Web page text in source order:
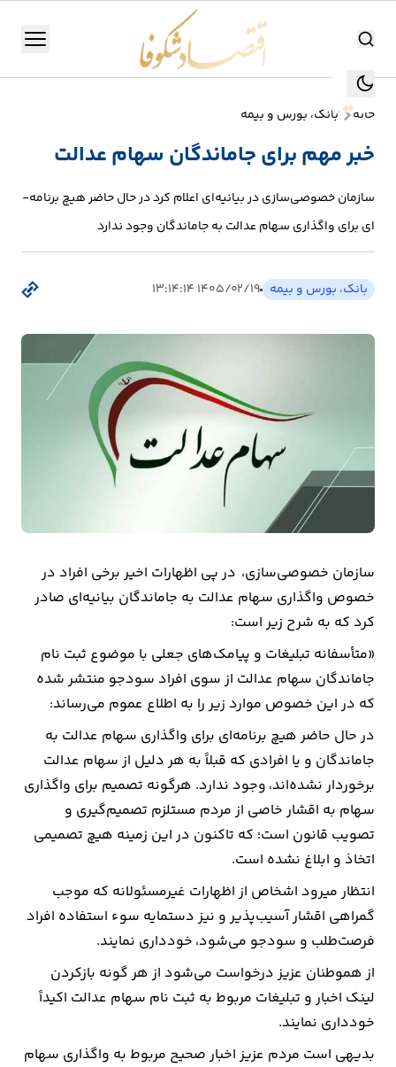
جستجو جستجو
منو
تولید
و
انرژی
بانک،
اقتصاد
جهان
تجارت
کشاورزی
راه
مسکن
اقتصاد
ایران
ارتباطات
خودرو
عمومی
نوتیف
شناور
خانه بانک، بورس و بیمه
خبر مهم برای جاماندگان سهام عدالت
سازمان خصوصی‌سازی در بیانیه‌ای اعلام کرد در حال حاضر هیچ برنامه‌­
ای برای واگذاری سهام عدالت به جاماندگان وجود ندارد
بانک، بورس و بیمه ۱۴۰۵/۰۲/۱۹ ۱۳:۱۴:۱۴
سازمان خصوصی‌سازی، در پی اظهارات اخیر برخی افراد در
خصوص واگذاری سهام عدالت به جاماندگان بیانیه‌ای صادر
کرد که به شرح زیر است:
«متأسفانه تبلیغات و پیامک­‌های جعلی با موضوع ثبت ­نام
جاماندگان سهام عدالت از سوی افراد سودجو منتشر شده
که در این خصوص موارد زیر را به اطلاع عموم می‌­رساند:
در حال حاضر هیچ برنامه‌­ای برای واگذاری سهام عدالت به
جاماندگان و یا افرادی که قبلاً به هر دلیل از سهام عدالت
برخوردار نشده‌­اند، وجود ندارد. هرگونه تصمیم برای واگذاری
سهام به اقشار خاصی از مردم مستلزم تصمیم‌گیری و
تصویب قانون است؛ که تاکنون در این زمینه هیچ تصمیمی
اتخاذ و ابلاغ نشده است.
انتظار می­رود اشخاص از اظهارات غیرمسئولانه که موجب
گمراهی اقشار آسیب­‌پذیر و نیز دستمایه سوء استفاده افراد
فرصت­‌طلب و سودجو می­‌شود، خودداری نمایند.
از هموطنان عزیز درخواست می‌­شود از هر گونه بازکردن
لینک اخبار و تبلیغات مربوط به ثبت نام سهام عدالت اکیداً
خودداری نمایند.
بدیهی است مردم عزیز اخبار صحیح مربوط به واگذاری سهام